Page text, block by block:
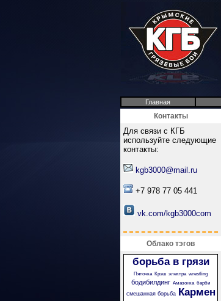
Главная
Контакты
Для связи с КГБ
используйте следующие
контакты:
kgb3000@mail.ru
+7 978 77 05 441
vk.com/kgb3000com
Облако тэгов
борьба в грязи
Пяточка Крэш электра wrestling
бодибилдинг Амазонка барби
смешанная борьба Кармен